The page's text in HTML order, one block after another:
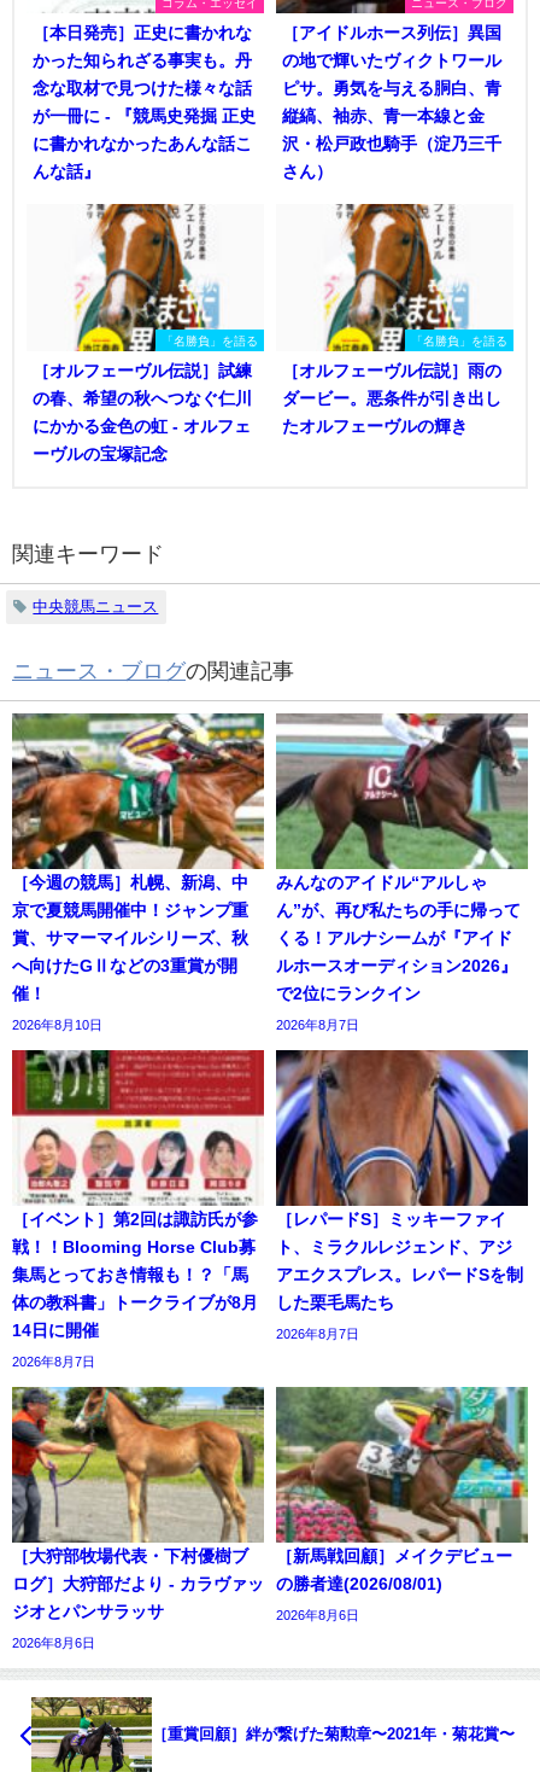
コラム・エッセイ
［本日発売］正史に書かれな
かった知られざる事実も。丹
念な取材で見つけた様々な話
が一冊に - 『競馬史発掘 正史
に書かれなかったあんな話こ
んな話』
ニュース・ブログ
［アイドルホース列伝］異国
の地で輝いたヴィクトワール
ピサ。勇気を与える胴白、青
縦縞、袖赤、青一本線と金
沢・松戸政也騎手（淀乃三千
さん）
「名勝負」を語る
［オルフェーヴル伝説］試練
の春、希望の秋へつなぐ仁川
にかかる金色の虹 - オルフェ
ーヴルの宝塚記念
「名勝負」を語る
［オルフェーヴル伝説］雨の
ダービー。悪条件が引き出し
たオルフェーヴルの輝き
関連キーワード
中央競馬ニュース
ニュース・ブログの関連記事
［今週の競馬］札幌、新潟、中
京で夏競馬開催中！ジャンプ重
賞、サマーマイルシリーズ、秋
へ向けたGⅡなどの3重賞が開
催！
2026年8月10日
みんなのアイドル“アルしゃ
ん”が、再び私たちの手に帰って
くる！アルナシームが『アイド
ルホースオーディション2026』
で2位にランクイン
2026年8月7日
［イベント］第2回は諏訪氏が参
戦！！Blooming Horse Club募
集馬とっておき情報も！？「馬
体の教科書」トークライブが8月
14日に開催
2026年8月7日
［レパードS］ミッキーファイ
ト、ミラクルレジェンド、アジ
アエクスプレス。レパードSを制
した栗毛馬たち
2026年8月7日
［大狩部牧場代表・下村優樹ブ
ログ］大狩部だより - カラヴァッ
ジオとパンサラッサ
2026年8月6日
［新馬戦回顧］メイクデビュー
の勝者達(2026/08/01)
2026年8月6日
［重賞回顧］絆が繋げた菊勲章〜2021年・菊花賞〜